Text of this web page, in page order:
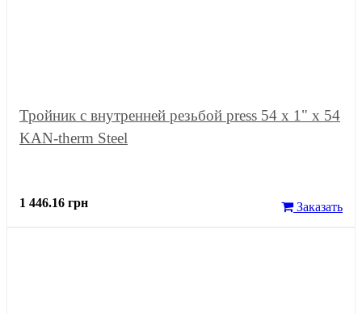
Тройник с внутренней резьбой press 54 x 1" x 54
KAN-therm Steel
1 446.16 грн Заказать